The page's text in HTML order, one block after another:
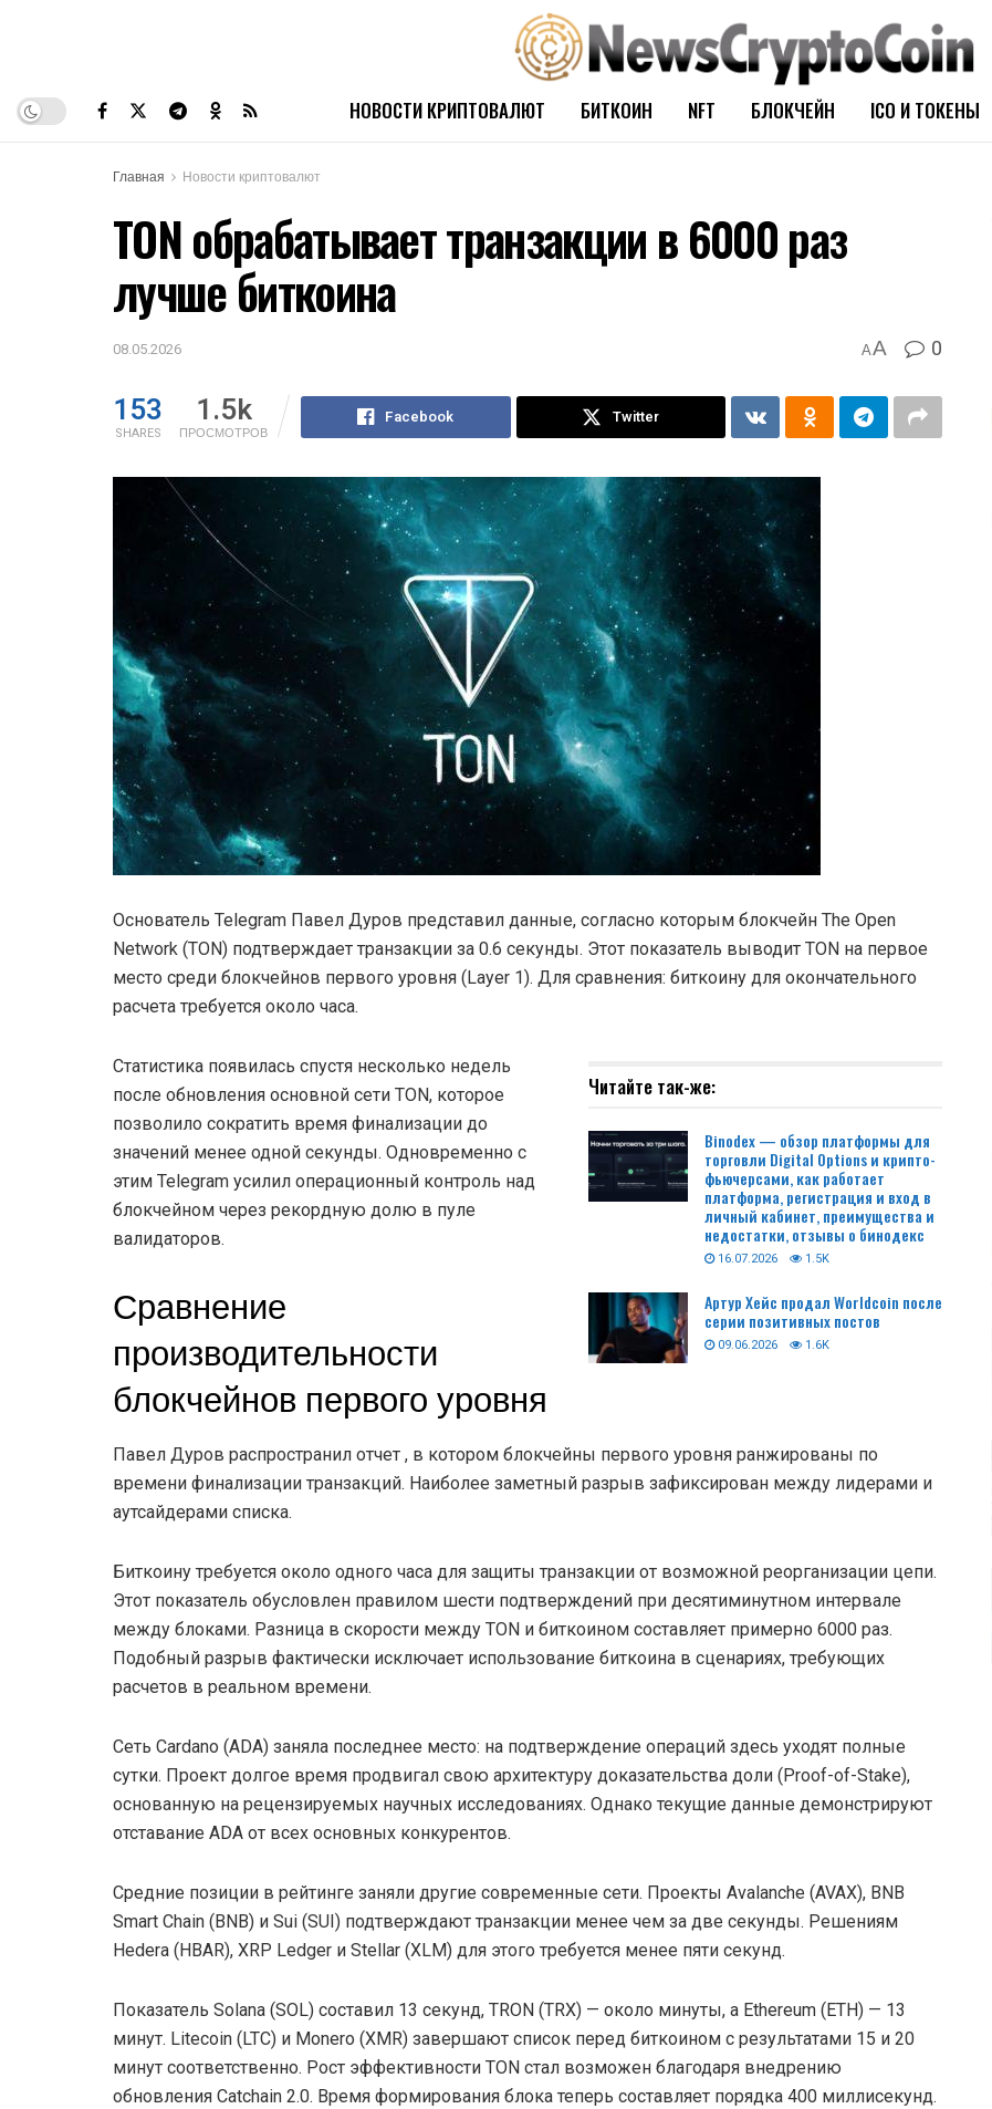
НОВОСТИ КРИПТОВАЛЮТ БИТКОИН NFT БЛОКЧЕЙН ICO И ТОКЕНЫ
Главная
Новости криптовалют
TON обрабатывает транзакции в 6000 раз
лучше биткоина
08.05.2026 AA 0
153
SHARES
1.5k
ПРОСМОТРОВ
Facebook Twitter
Основатель Telegram Павел Дуров представил данные, согласно которым блокчейн The Open
Network (TON) подтверждает транзакции за 0.6 секунды. Этот показатель выводит TON на первое
место среди блокчейнов первого уровня (Layer 1). Для сравнения: биткоину для окончательного
расчета требуется около часа.
Читайте так-же:
Binodex — обзор платформы для
торговли Digital Options и крипто-
фьючерсами, как работает
платформа, регистрация и вход в
личный кабинет, преимущества и
недостатки, отзывы о бинодекс
16.07.2026 1.5K
Артур Хейс продал Worldcoin после
серии позитивных постов
09.06.2026 1.6K
Статистика появилась спустя несколько недель
после обновления основной сети TON, которое
позволило сократить время финализации до
значений менее одной секунды. Одновременно с
этим Telegram усилил операционный контроль над
блокчейном через рекордную долю в пуле
валидаторов.
Сравнение
производительности
блокчейнов первого уровня
Павел Дуров распространил отчет , в котором блокчейны первого уровня ранжированы по
времени финализации транзакций. Наиболее заметный разрыв зафиксирован между лидерами и
аутсайдерами списка.
Биткоину требуется около одного часа для защиты транзакции от возможной реорганизации цепи.
Этот показатель обусловлен правилом шести подтверждений при десятиминутном интервале
между блоками. Разница в скорости между TON и биткоином составляет примерно 6000 раз.
Подобный разрыв фактически исключает использование биткоина в сценариях, требующих
расчетов в реальном времени.
Сеть Cardano (ADA) заняла последнее место: на подтверждение операций здесь уходят полные
сутки. Проект долгое время продвигал свою архитектуру доказательства доли (Proof-of-Stake),
основанную на рецензируемых научных исследованиях. Однако текущие данные демонстрируют
отставание ADA от всех основных конкурентов.
Средние позиции в рейтинге заняли другие современные сети. Проекты Avalanche (AVAX), BNB
Smart Chain (BNB) и Sui (SUI) подтверждают транзакции менее чем за две секунды. Решениям
Hedera (HBAR), XRP Ledger и Stellar (XLM) для этого требуется менее пяти секунд.
Показатель Solana (SOL) составил 13 секунд, TRON (TRX) — около минуты, а Ethereum (ETH) — 13
минут. Litecoin (LTC) и Monero (XMR) завершают список перед биткоином с результатами 15 и 20
минут соответственно. Рост эффективности TON стал возможен благодаря внедрению
обновления Catchain 2.0. Время формирования блока теперь составляет порядка 400 миллисекунд.